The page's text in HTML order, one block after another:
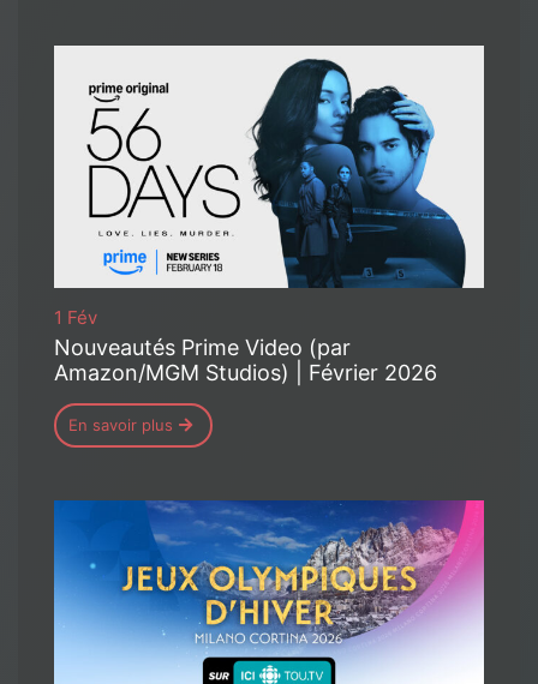
1 Fév
Nouveautés Prime Video (par
Amazon/MGM Studios) | Février 2026
En savoir plus